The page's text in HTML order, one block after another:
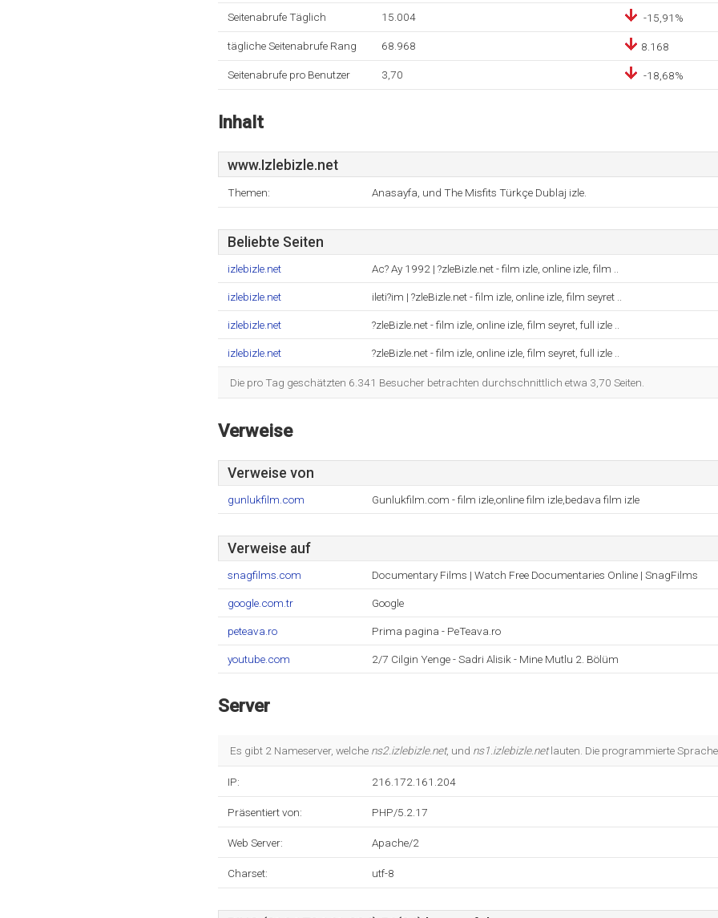
Seitenabrufe Täglich 15.004 -15,91%
tägliche Seitenabrufe Rang 68.968 8.168
Seitenabrufe pro Benutzer 3,70 -18,68%
Inhalt
www.Izlebizle.net
Themen: Anasayfa, und The Misfits Türkçe Dublaj izle.
Beliebte Seiten
izlebizle.net Ac? Ay 1992 | ?zleBizle.net - film izle, online izle, film ..
izlebizle.net ileti?im | ?zleBizle.net - film izle, online izle, film seyret ..
izlebizle.net ?zleBizle.net - film izle, online izle, film seyret, full izle ..
izlebizle.net ?zleBizle.net - film izle, online izle, film seyret, full izle ..
Die pro Tag geschätzten 6.341 Besucher betrachten durchschnittlich etwa 3,70 Seiten.
Verweise
Verweise von
gunlukfilm.com Gunlukfilm.com - film izle,online film izle,bedava film izle
Verweise auf
snagfilms.com Documentary Films | Watch Free Documentaries Online | SnagFilms
google.com.tr Google
peteava.ro Prima pagina - PeTeava.ro
youtube.com 2/7 Cilgin Yenge - Sadri Alisik - Mine Mutlu 2. Bölüm
Server
Es gibt 2 Nameserver, welche ns2.izlebizle.net, und ns1.izlebizle.netlauten. Die programmierte
IP: 216.172.161.204
Präsentiert von: PHP/5.2.17
Web Server: Apache/2
Charset: utf-8